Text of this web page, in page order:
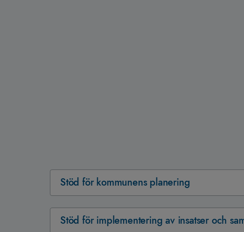
Stöd för kommunens planering
Stöd för implementering av insatser och